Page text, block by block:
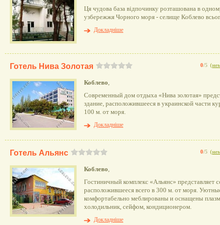
Ця чудова база відпочинку розташована в
узбережжя Чорного моря - селище Коблево
Докладніше
0/5 (
Готель Нива Золотая
Коблево,
Современный дом отдыха «Нива золотая»
здание, расположившееся в украинской части
100 м. от моря.
Докладніше
0/5 (
Готель Альянс
Коблево,
Гостиничный комплекс «Альянс» представляет
расположившееся всего в 300 м. от моря.
комфортабельно меблированы и оснащены
холодильник, сейфом, кондиционером.
Докладніше